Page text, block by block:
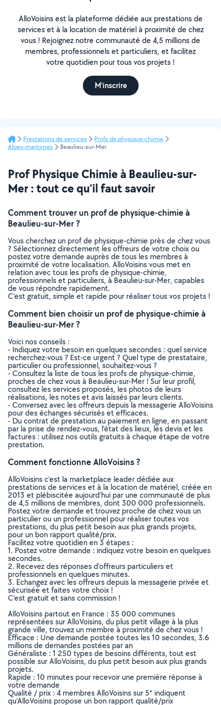
AlloVoisins est la plateforme dédiée aux prestations de
services et à la location de matériel à proximité de chez
vous ! Rejoignez notre communauté de 4,5 millions de
membres, professionnels et particuliers, et facilitez
votre quotidien pour tous vos projets !
M'inscrire
Prestations de services
Profs de physique-chimie
Alpes-maritimes
Beaulieu-sur-Mer
Prof Physique Chimie à Beaulieu-sur-
Mer : tout ce qu’il faut savoir
Comment trouver un prof de physique-chimie à
Beaulieu-sur-Mer ?
Vous cherchez un prof de physique-chimie près de chez vous
? Sélectionnez directement les offreurs de votre choix ou
postez votre demande auprès de tous les membres à
proximité de votre localisation. AlloVoisins vous met en
relation avec tous les profs de physique-chimie,
professionnels et particuliers, à Beaulieu-sur-Mer, capables
de vous répondre rapidement.
C’est gratuit, simple et rapide pour réaliser tous vos projets !
Comment bien choisir un prof de physique-chimie à
Beaulieu-sur-Mer ?
Voici nos conseils :
- Indiquez votre besoin en quelques secondes : quel service
recherchez-vous ? Est-ce urgent ? Quel type de prestataire,
particulier ou professionnel, souhaitez-vous ?
- Consultez la liste de tous les profs de physique-chimie,
proches de chez vous à Beaulieu-sur-Mer ! Sur leur profil,
consultez les services proposés, les photos de leurs
réalisations, les notes et avis laissés par leurs clients.
- Conversez avec les offreurs depuis la messagerie AlloVoisins
pour des échanges sécurisés et efficaces.
- Du contrat de prestation au paiement en ligne, en passant
par la prise de rendez-vous, l’état des lieux, les devis et les
factures : utilisez nos outils gratuits à chaque étape de votre
prestation.
Comment fonctionne AlloVoisins ?
AlloVoisins c’est la marketplace leader dédiée aux
prestations de services et à la location de matériel, créée en
2013 et plébiscitée aujourd’hui par une communauté de plus
de 4,5 millions de membres, dont 300 000 professionnels.
Postez votre demande et trouvez proche de chez vous un
particulier ou un professionnel pour réaliser toutes vos
prestations, du plus petit besoin aux plus grands projets,
pour un bon rapport qualité/prix.
Facilitez votre quotidien en 3 étapes :
1. Postez votre demande : indiquez votre besoin en quelques
secondes.
2. Recevez des réponses d’offreurs particuliers et
professionnels en quelques minutes.
3. Echangez avec les offreurs depuis la messagerie privée et
sécurisée et faites votre choix !
C’est gratuit et sans commission !
AlloVoisins partout en France : 35 000 communes
représentées sur AlloVoisins, du plus petit village à la plus
grande ville, trouvez un membre à proximité de chez vous !
Efficace : Une demande postée toutes les 10 secondes, 3.6
millions de demandes postées par an
Généraliste : 1 250 types de besoins différents, tout est
possible sur AlloVoisins, du plus petit besoin aux plus grands
projets.
Rapide : 10 minutes pour recevoir une première réponse à
votre demande
Qualité / prix : 4 membres AlloVoisins sur 5* indiquent
qu’AlloVoisins propose un bon rapport qualité/prix